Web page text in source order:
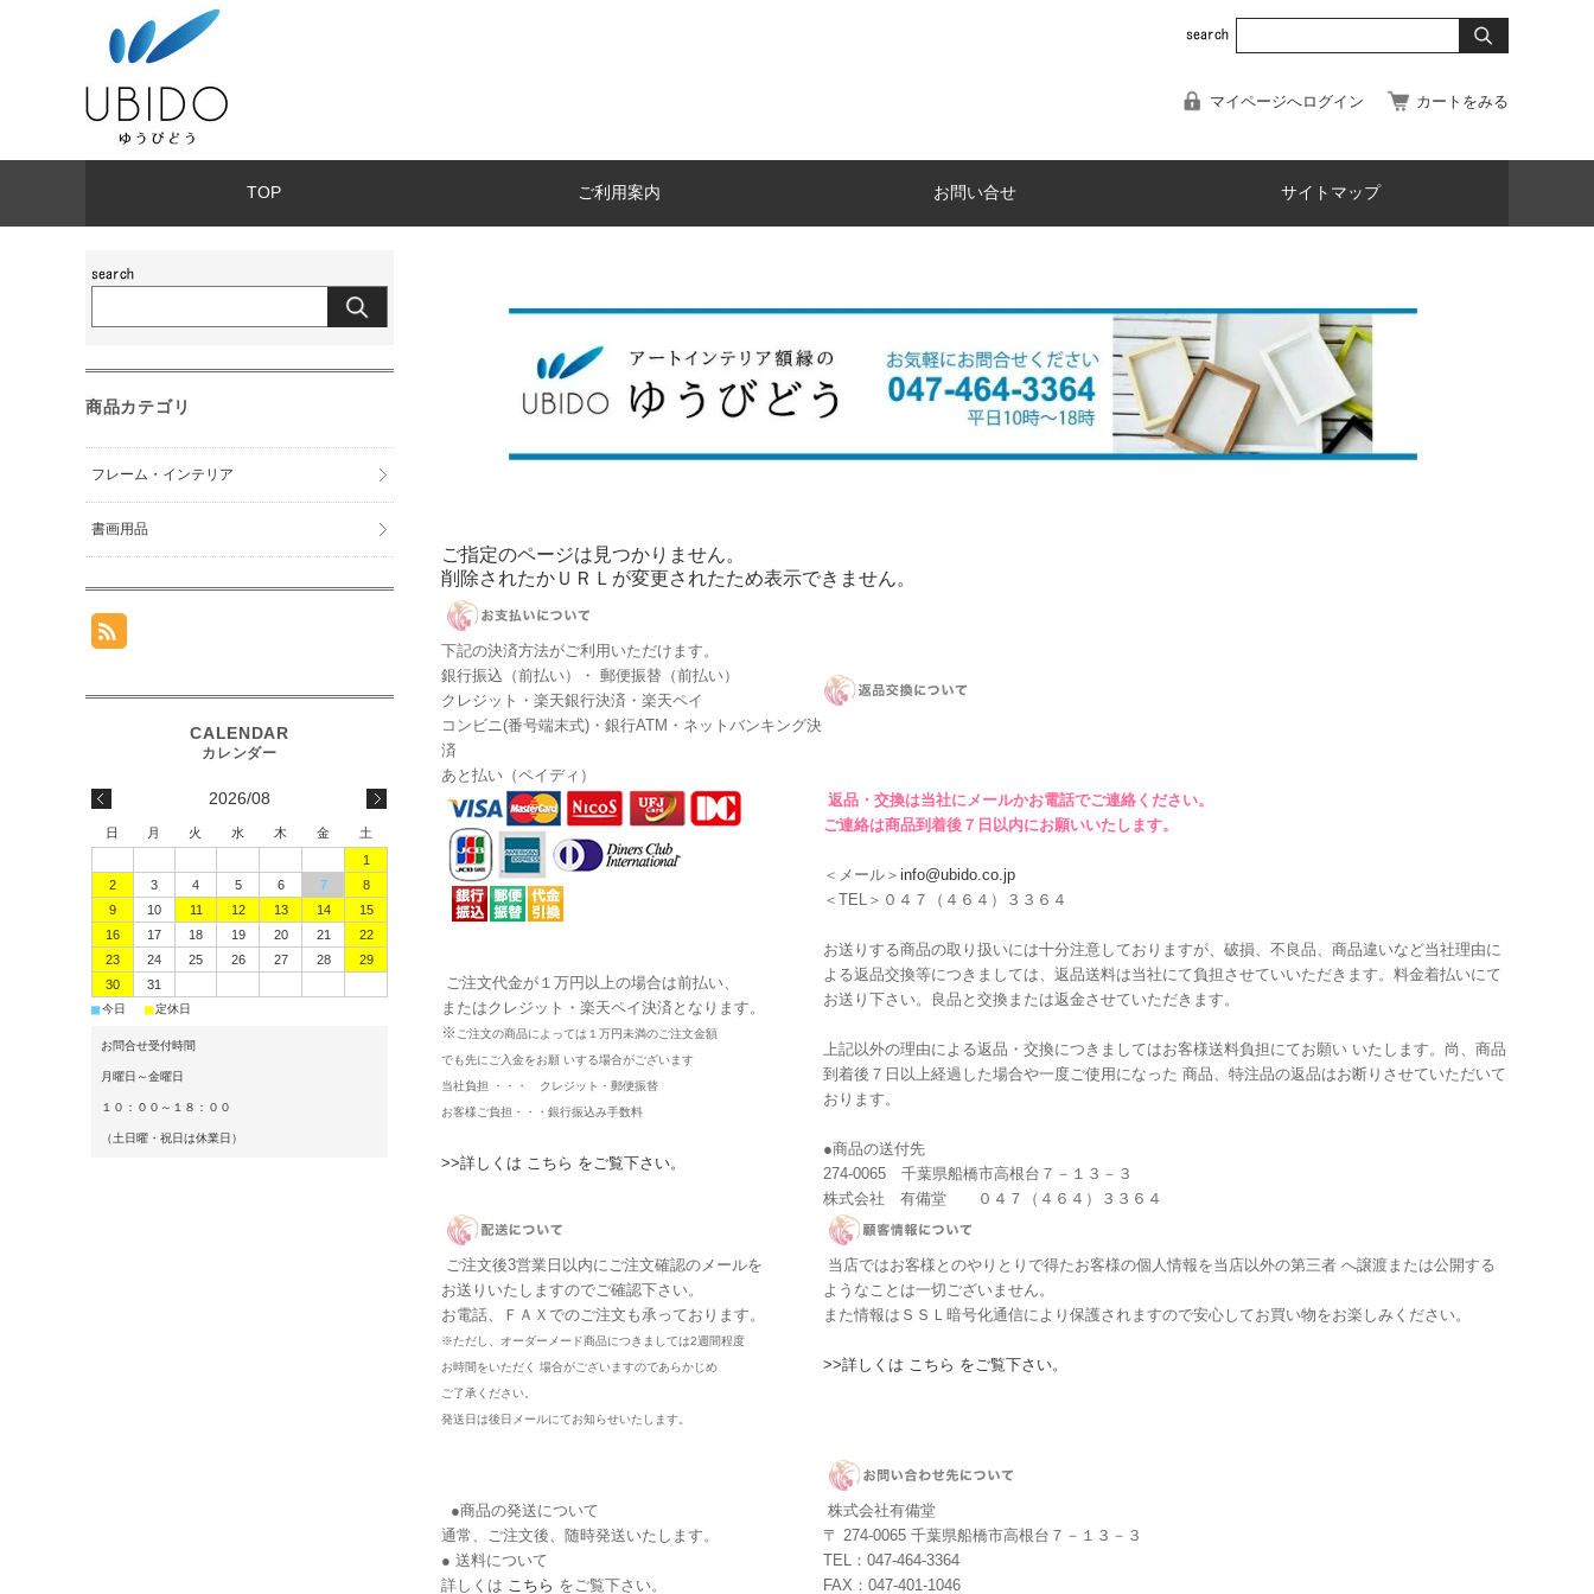
マイページへログイン カートをみる
TOP ご利用案内 お問い合せ サイトマップ
ご指定のページは見つかりません。
削除されたかＵＲＬが変更されたため表示できません。
下記の決済方法がご利用いただけます。
銀行振込（前払い）・ 郵便振替（前払い）
クレジット・楽天銀行決済・楽天ペイ
コンビニ(番号端末式)・銀行ATM・ネットバンキング決
済
あと払い（ペイディ）
返品・交換は当社にメールかお電話でご連絡ください。
ご連絡は商品到着後７日以内にお願いいたします。
＜メール＞ info@ubido.co.jp
＜TEL＞０４７（４６４）３３６４
ご注文代金が１万円以上の場合は前払い、
またはクレジット・楽天ペイ決済となります。
※ ご注文の商品によっては１万円未満のご注文金額
でも先にご入金をお願 いする場合がございます
当社負担 ・・・ クレジット・郵便振替
お客様ご負担・・・銀行振込み手数料
>>詳しくは こちら をご覧下さい。
お送りする商品の取り扱いには十分注意しておりますが、破損、不良品、商品違いなど当社理由に
よる返品交換等につきましては、返品送料は当社にて負担させていいただきます。料金着払いにて
お送り下さい。良品と交換または返金させていただきます。
上記以外の理由による返品・交換につきましてはお客様送料負担にてお願い いたします。尚、商品
到着後７日以上経過した場合や一度ご使用になった 商品、特注品の返品はお断りさせていただいて
おります。
●商品の送付先
274-0065 千葉県船橋市高根台７－１３－３
株式会社 有備堂 ０４７（４６４）３３６４
ご注文後3営業日以内にご注文確認のメールを
お送りいたしますのでご確認下さい。
お電話、ＦＡＸでのご注文も承っております。
※ただし、オーダーメード商品につきましては2週間程度
お時間をいただく 場合がございますのであらかじめ
ご了承ください。
発送日は後日メールにてお知らせいたします。
当店ではお客様とのやりとりで得たお客様の個人情報を当店以外の第三者 へ譲渡または公開する
ようなことは一切ございません。
また情報はＳＳＬ暗号化通信により保護されますので安心してお買い物をお楽しみください。
>>詳しくは こちら をご覧下さい。
●商品の発送について
通常、ご注文後、随時発送いたします。
● 送料について
詳しくは こちら をご覧下さい。
株式会社有備堂
〒 274-0065 千葉県船橋市高根台７－１３－３
TEL：047-464-3364
FAX：047-401-1046
商品カテゴリ
フレーム・インテリア
書画用品
2026/08
日 月 火 水 木 金
土
1
2
3 4 5 6 7
8
9
10 11 12 13 14
15
16
17 18 19 20 21
22
23
24 25 26 27 28
29
30
31
■今日 ■定休日
お問合せ受付時間
月曜日～金曜日
１０：００～１８：００
（土日曜・祝日は休業日）